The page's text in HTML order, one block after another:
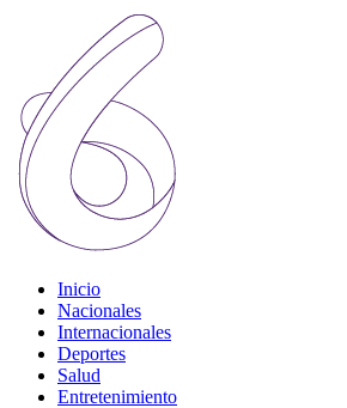
Inicio
Nacionales
Internacionales
Deportes
Salud
Entretenimiento